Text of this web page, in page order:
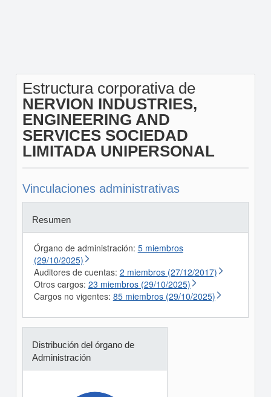
Estructura corporativa de
NERVION INDUSTRIES,
ENGINEERING AND
SERVICES SOCIEDAD
LIMITADA UNIPERSONAL
Vinculaciones administrativas
Resumen
Órgano de administración: 5 miembros
(29/10/2025)
Auditores de cuentas: 2 miembros (27/12/2017)
Otros cargos: 23 miembros (29/10/2025)
Cargos no vigentes: 85 miembros (29/10/2025)
Distribución del órgano de
Administración